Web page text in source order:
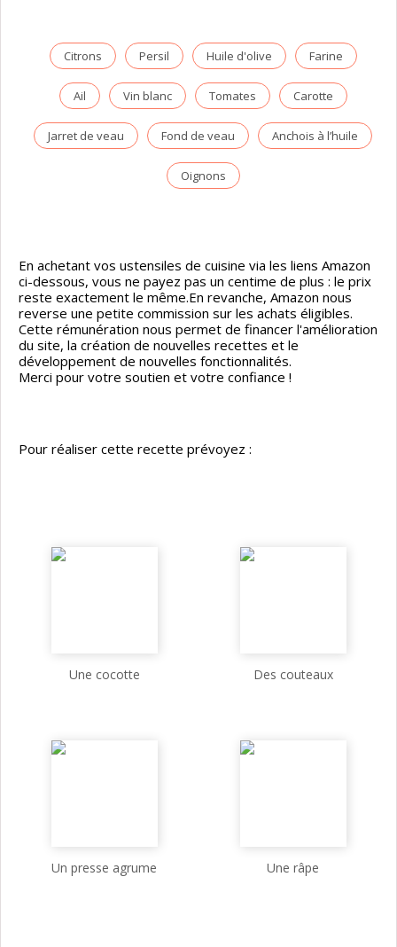
Citrons Persil Huile d'olive Farine
Ail Vin blanc Tomates Carotte
Jarret de veau Fond de veau Anchois à l’huile
Oignons
En achetant vos ustensiles de cuisine via les liens Amazon
ci-dessous, vous ne payez pas un centime de plus : le prix
reste exactement le même.En revanche, Amazon nous
reverse une petite commission sur les achats éligibles.
Cette rémunération nous permet de financer l'amélioration
du site, la création de nouvelles recettes et le
développement de nouvelles fonctionnalités.
Merci pour votre soutien et votre confiance !
Pour réaliser cette recette prévoyez :
Une cocotte Des couteaux
Un presse agrume Une râpe